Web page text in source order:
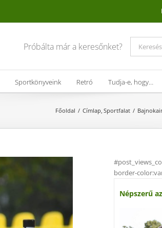
Próbálta már a keresőnket?
for:
Sportkönyveink Retró Tudja-e, hogy…
Főoldal Címlap Sportfalat
border-
Népszerű